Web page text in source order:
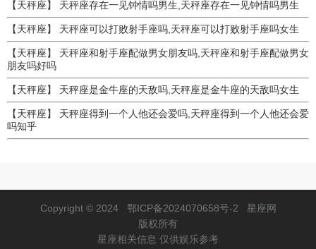
【天秤座】 天秤座存在一见钟情吗男生,天秤座存在一见钟情吗男生
【天秤座】 天秤座可以打败射手座吗,天秤座可以打败射手座吗女生
【天秤座】
天秤座和射手座配做男女朋友吗,天秤座和射手座配做男女
朋友吗好吗
【天秤座】 天秤座是金牛座的天敌吗,天秤座是金牛座的天敌吗女生
【天秤座】
天秤座得到一个人他还会爱吗,天秤座得到一个人他还会爱
吗知乎
Copyright © 2024 鄂ICP备2024070658号-2
星座网
版权所有
星座相关信息 仅供娱乐参考